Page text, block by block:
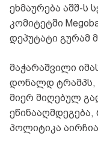
ეხმაურება აშშ-ს
კომიტეტში
დეპუტატი გურამ
მაჭარაშვილი
დონალდ ტრამპს,
მიერ მიღებულ
პოლიტიკა